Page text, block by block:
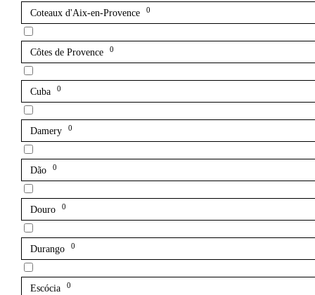
Coteaux d'Aix-en-Provence 0
Côtes de Provence 0
Cuba 0
Damery 0
Dão 0
Douro 0
Durango 0
Escócia 0